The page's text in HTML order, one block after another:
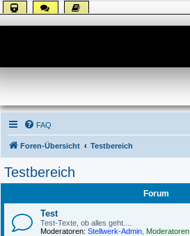
FAQ
Foren-Übersicht Testbereich
Testbereich
Forum
Test
Test-Texte, ob alles geht....
Moderatoren: Stellwerk-Admin Moderatoren